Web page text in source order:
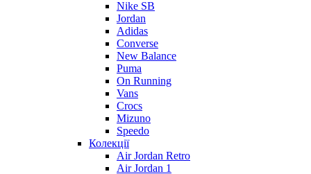
Nike SB
Jordan
Adidas
Converse
New Balance
Puma
On Running
Vans
Crocs
Mizuno
Speedo
Колекції
Air Jordan Retro
Air Jordan 1